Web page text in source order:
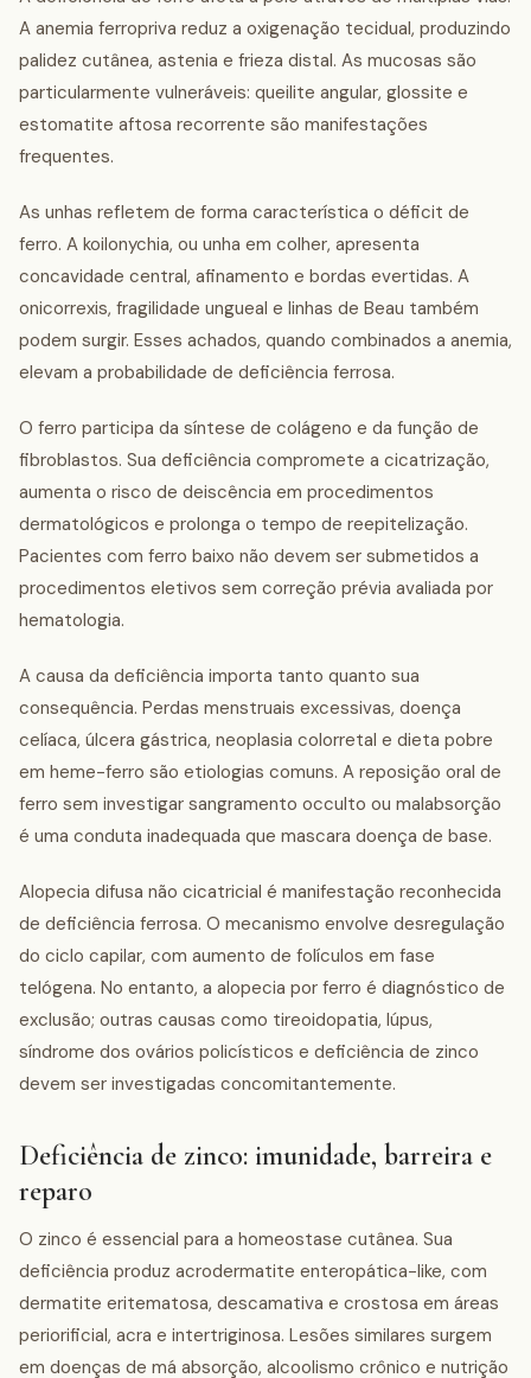
A anemia ferropriva reduz a oxigenação tecidual, produzindo
palidez cutânea, astenia e frieza distal. As mucosas são
particularmente vulneráveis: queilite angular, glossite e
estomatite aftosa recorrente são manifestações
frequentes.
As unhas refletem de forma característica o déficit de
ferro. A koilonychia, ou unha em colher, apresenta
concavidade central, afinamento e bordas evertidas. A
onicorrexis, fragilidade ungueal e linhas de Beau também
podem surgir. Esses achados, quando combinados a anemia,
elevam a probabilidade de deficiência ferrosa.
O ferro participa da síntese de colágeno e da função de
fibroblastos. Sua deficiência compromete a cicatrização,
aumenta o risco de deiscência em procedimentos
dermatológicos e prolonga o tempo de reepitelização.
Pacientes com ferro baixo não devem ser submetidos a
procedimentos eletivos sem correção prévia avaliada por
hematologia.
A causa da deficiência importa tanto quanto sua
consequência. Perdas menstruais excessivas, doença
celíaca, úlcera gástrica, neoplasia colorretal e dieta pobre
em heme-ferro são etiologias comuns. A reposição oral de
ferro sem investigar sangramento occulto ou malabsorção
é uma conduta inadequada que mascara doença de base.
Alopecia difusa não cicatricial é manifestação reconhecida
de deficiência ferrosa. O mecanismo envolve desregulação
do ciclo capilar, com aumento de folículos em fase
telógena. No entanto, a alopecia por ferro é diagnóstico de
exclusão; outras causas como tireoidopatia, lúpus,
síndrome dos ovários policísticos e deficiência de zinco
devem ser investigadas concomitantemente.
Deficiência de zinco: imunidade, barreira e
reparo
O zinco é essencial para a homeostase cutânea. Sua
deficiência produz acrodermatite enteropática-like, com
dermatite eritematosa, descamativa e crostosa em áreas
periorificial, acra e intertriginosa. Lesões similares surgem
em doenças de má absorção, alcoolismo crônico e nutrição